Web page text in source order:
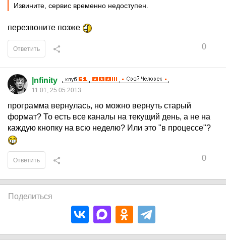
Извините, сервис временно недоступен.
перезвоните позже
0
Ответить
|nfinity
11:01, 25.05.2013
программа вернулась, но можно вернуть старый
формат? То есть все каналы на текущий день, а не на
каждую кнопку на всю неделю? Или это "в процессе"?
0
Ответить
Поделиться